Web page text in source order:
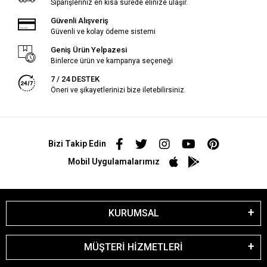
Siparişleriniz en kısa sürede elinize ulaşır.
Güvenli Alışveriş
Güvenli ve kolay ödeme sistemi
Geniş Ürün Yelpazesi
Binlerce ürün ve kampanya seçeneği
7 / 24 DESTEK
Öneri ve şikayetlerinizi bize iletebilirsiniz.
Bizi Takip Edin
Mobil Uygulamalarımız
KURUMSAL
MÜŞTERİ HİZMETLERİ